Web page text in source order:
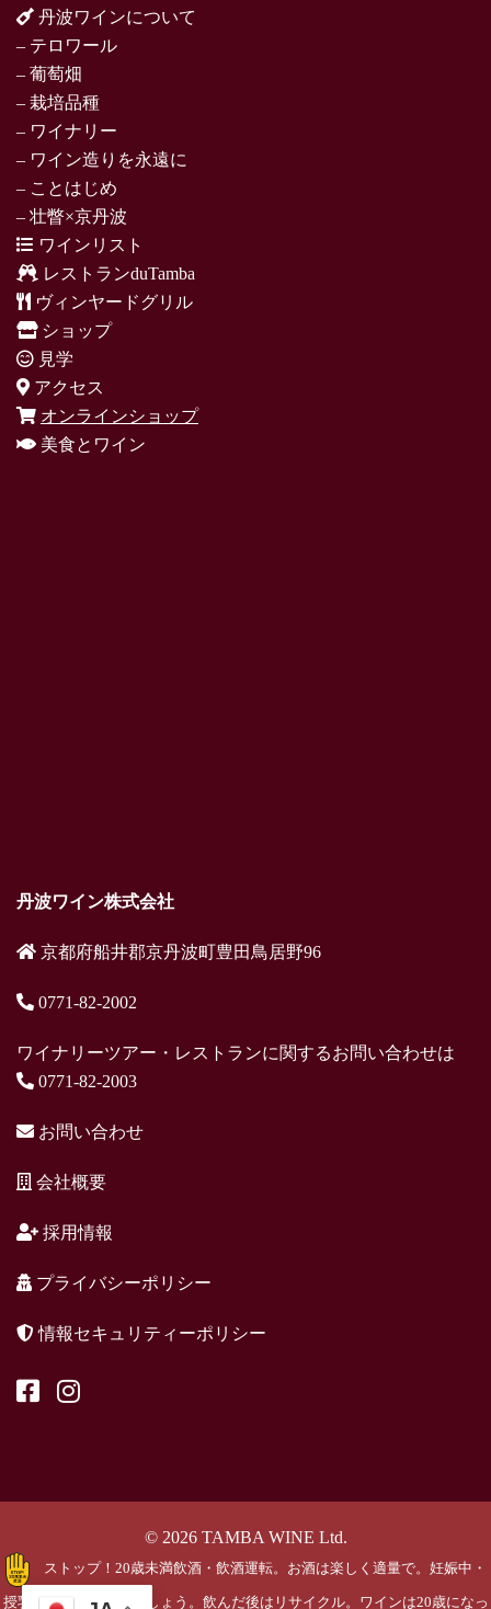
丹波ワインについて
– テロワール
– 葡萄畑
– 栽培品種
– ワイナリー
– ワイン造りを永遠に
– ことはじめ
– 壮瞥×京丹波
ワインリスト
レストランduTamba
ヴィンヤードグリル
ショップ
見学
アクセス
オンラインショップ
美食とワイン
丹波ワイン株式会社
京都府船井郡京丹波町豊田鳥居野96
0771-82-2002
ワイナリーツアー・レストランに関するお問い合わせは
0771-82-2003
お問い合わせ
会社概要
採用情報
プライバシーポリシー
情報セキュリティーポリシー
© 2026 TAMBA WINE Ltd.
ストップ！20歳未満飲酒・飲酒運転。お酒は楽しく適量で。妊娠中・
授乳期の飲酒はやめましょう。飲んだ後はリサイクル。ワインは20歳になっ